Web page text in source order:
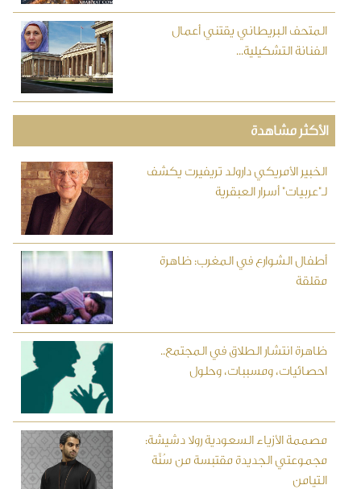
المتحف البريطاني يقتني أعمال
الفنانة التشكيلية...
الأكثر مشاهدة
الخبير الأمريكي دارولد تريفيرت يكشف
لـ"عربيات" أسرار العبقرية
أطفال الشوارع في المغرب: ظاهرة
مقلقة
ظاهرة انتشار الطلاق في المجتمع..
احصائيات، ومسببات، وحلول
مصممة الأزياء السعودية رولا دشيشة:
مجموعتي الجديدة مقتبسة من سُنَّة
التيامن